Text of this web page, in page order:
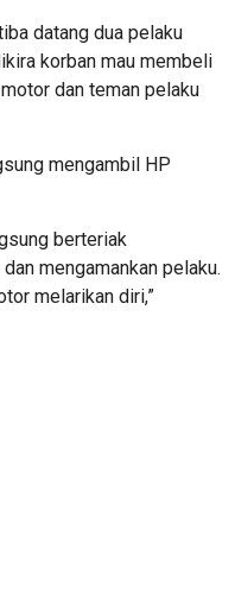
datang dua pelaku
korban mau membeli
dan teman pelaku
mengambil HP
berteriak
mengamankan pelaku.
melarikan diri,”